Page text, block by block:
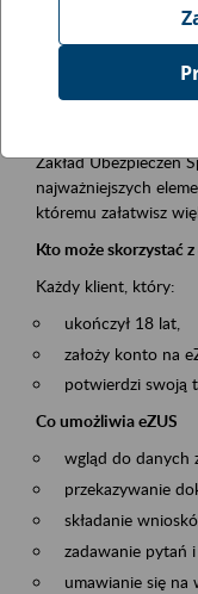
Opis wydarzenia
Platforma Usług
Zakład Ubezpieczeń
najważniejszych
któremu załatwisz
Kto może skorzystać z
Każdy klient, który:
ukończył 18 lat,
założy konto na
potwierdzi swoją
Co umożliwia eZUS
wgląd do danych
przekazywanie
składanie
zadawanie pytań
umawianie się na